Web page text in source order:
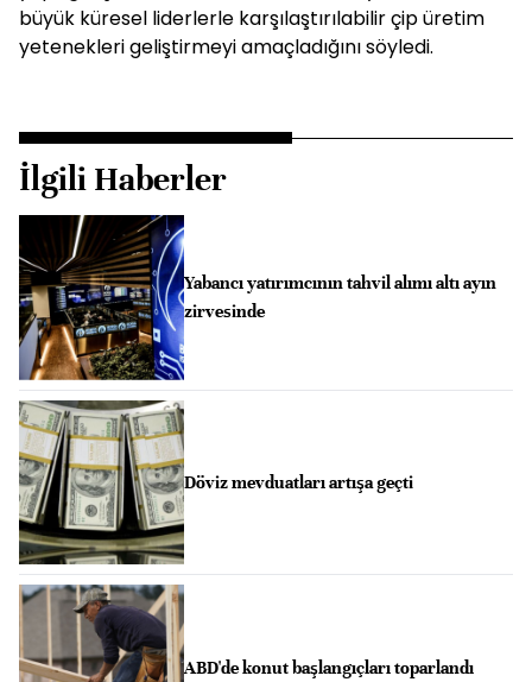
büyük küresel liderlerle karşılaştırılabilir çip üretim
yetenekleri geliştirmeyi amaçladığını söyledi.
İlgili Haberler
Yabancı yatırımcının tahvil alımı altı ayın
zirvesinde
Döviz mevduatları artışa geçti
ABD'de konut başlangıçları toparlandı